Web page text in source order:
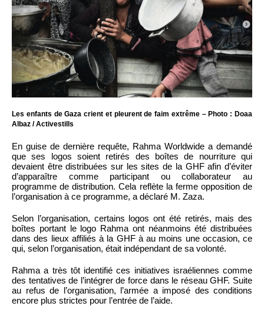
Les enfants de Gaza crient et pleurent de faim extrême – Photo : Doaa
Albaz / Activestills
En guise de dernière requête, Rahma Worldwide a demandé
que ses logos soient retirés des boîtes de nourriture qui
devaient être distribuées sur les sites de la GHF afin d’éviter
d’apparaître comme participant ou collaborateur au
programme de distribution. Cela reflète la ferme opposition de
l’organisation à ce programme, a déclaré M. Zaza.
Selon l’organisation, certains logos ont été retirés, mais des
boîtes portant le logo Rahma ont néanmoins été distribuées
dans des lieux affiliés à la GHF à au moins une occasion, ce
qui, selon l’organisation, était indépendant de sa volonté.
Rahma a très tôt identifié ces initiatives israéliennes comme
des tentatives de l’intégrer de force dans le réseau GHF. Suite
au refus de l’organisation, l’armée a imposé des conditions
encore plus strictes pour l’entrée de l’aide.